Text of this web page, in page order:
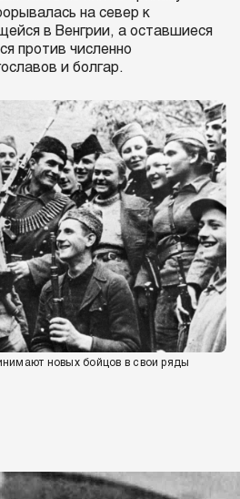
на север к
в Венгрии, а оставшиеся
против численно
и болгар.
новых бойцов в свои ряды